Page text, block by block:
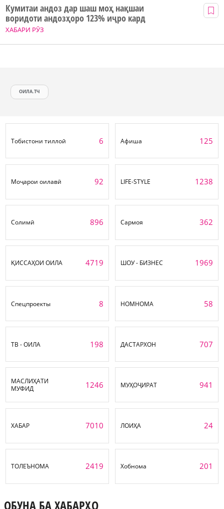
ХАБАРИ РӮЗ
Кумитаи андоз дар шаш моҳ нақшаи
воридоти андозҳоро 123% иҷро кард
ОИЛА.ТЧ
Тобистони тиллоӣ 6 Афиша 125
Моҷарои оилавӣ 92 LIFE-STYLE 1238
Солимӣ 896 Сармоя 362
ҚИССАҲОИ ОИЛА 4719 ШОУ - БИЗНЕС 1969
Спецпроекты 8 НОМНОМА 58
ТВ - ОИЛА 198 ДАСТАРХОН 707
МАСЛИҲАТИ
МУФИД
1246 МУҲОҶИРАТ 941
ХАБАР 7010 ЛОИҲА 24
ТОЛЕЪНОМА 2419 Хобнома 201
ОБУНА БА ХАБАРҲО